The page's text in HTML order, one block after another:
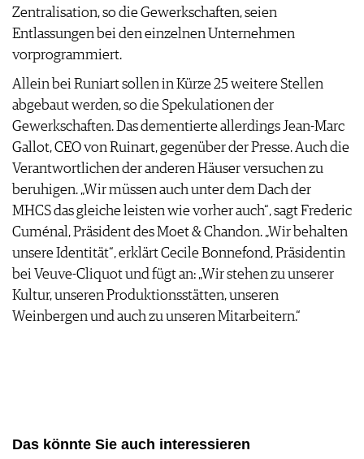
Zentralisation, so die Gewerkschaften, seien
Entlassungen bei den einzelnen Unternehmen
vorprogrammiert.
Allein bei Runiart sollen in Kürze 25 weitere Stellen
abgebaut werden, so die Spekulationen der
Gewerkschaften. Das dementierte allerdings Jean-Marc
Gallot, CEO von Ruinart, gegenüber der Presse. Auch die
Verantwortlichen der anderen Häuser versuchen zu
beruhigen. „Wir müssen auch unter dem Dach der
MHCS das gleiche leisten wie vorher auch“, sagt Frederic
Cuménal, Präsident des Moet & Chandon. „Wir behalten
unsere Identität“, erklärt Cecile Bonnefond, Präsidentin
bei Veuve-Cliquot und fügt an: „Wir stehen zu unserer
Kultur, unseren Produktionsstätten, unseren
Weinbergen und auch zu unseren Mitarbeitern.“
Das könnte Sie auch interessieren